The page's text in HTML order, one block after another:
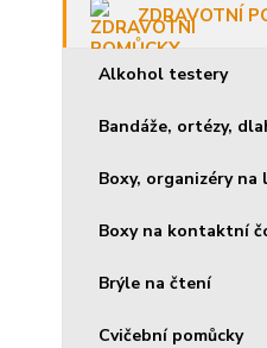
ZDRAVOTNÍ
Alkohol testery
Bandáže, ortézy,
Boxy, organizéry na
Boxy na kontaktní
Brýle na čtení
Cvičební pomůcky